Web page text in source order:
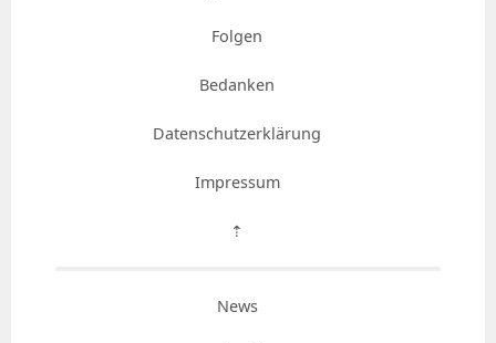
Folgen
Bedanken
Datenschutzerklärung
Impressum
⇡
News